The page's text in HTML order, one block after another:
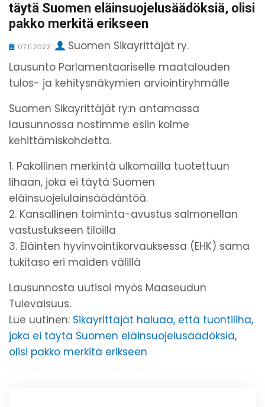
täytä Suomen eläinsuojelusäädöksiä, olisi
pakko merkitä erikseen
07.11.2022
Suomen Sikayrittäjät ry.
Lausunto Parlamentaariselle maatalouden
tulos- ja kehitysnäkymien arviointiryhmälle
Suomen Sikayrittäjät ry:n antamassa
lausunnossa nostimme esiin kolme
kehittämiskohdetta.
1. Pakollinen merkintä ulkomailla tuotettuun
lihaan, joka ei täytä Suomen
eläinsuojelulainsäädäntöä.
2. Kansallinen toiminta-avustus salmonellan
vastustukseen tiloilla
3. Eläinten hyvinvointikorvauksessa (EHK) sama
tukitaso eri maiden välillä
Lausunnosta uutisoi myös Maaseudun
Tulevaisuus.
Lue uutinen: Sikayrittäjät haluaa, että tuontiliha,
joka ei täytä Suomen eläinsuojelusäädöksiä,
olisi pakko merkitä erikseen